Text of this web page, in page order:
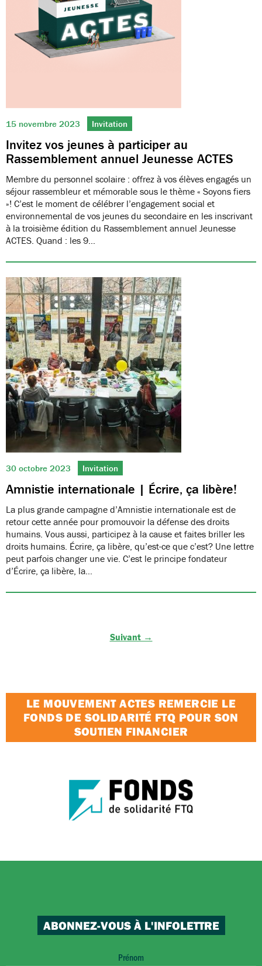
15 novembre 2023 Invitation
Invitez vos jeunes à participer au
Rassemblement annuel Jeunesse ACTES
Membre du personnel scolaire : offrez à vos élèves engagés un
séjour rassembleur et mémorable sous le thème « Soyons fiers
»! C’est le moment de célébrer l’engagement social et
environnemental de vos jeunes du secondaire en les inscrivant
à la troisième édition du Rassemblement annuel Jeunesse
ACTES. Quand : les 9…
30 octobre 2023 Invitation
Amnistie internationale | Écrire, ça libère!
La plus grande campagne d’Amnistie internationale est de
retour cette année pour promouvoir la défense des droits
humains. Vous aussi, participez à la cause et faites briller les
droits humains. Écrire, ça libère, qu’est-ce que c’est? Une lettre
peut parfois changer une vie. C’est le principe fondateur
d’Écrire, ça libère, la…
Suivant →
LE MOUVEMENT ACTES REMERCIE LE
FONDS DE SOLIDARITÉ FTQ POUR SON
SOUTIEN FINANCIER
ABONNEZ-VOUS À L'INFOLETTRE
Prénom